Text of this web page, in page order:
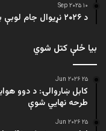
۱۰ Sep ۲۰۲۵
د ۲۰۲۶ نړیوال جام لوبې به د فبرورۍ په ۷مه پیل شي
بیا ځلې کتل شوي
۲۵ Jun ۲۰۲۶
کابل ښاروالۍ: د دوو
طرحه نهایي شوې
۲۵ Jun ۲۰۲۶